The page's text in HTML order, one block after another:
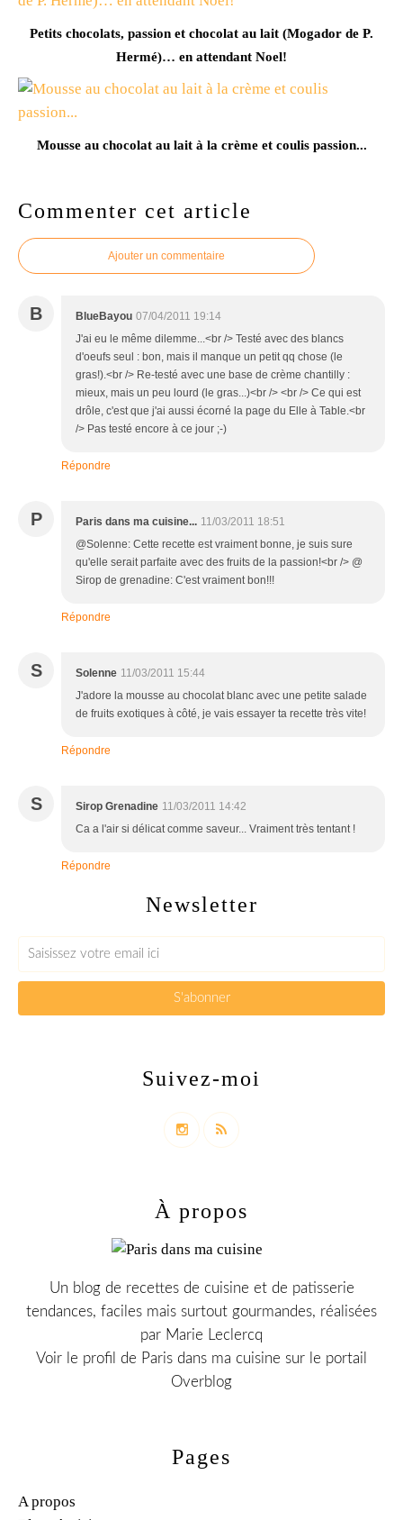
Petits chocolats, passion et chocolat au lait (Mogador de P.
Hermé)… en attendant Noel!
Mousse au chocolat au lait à la crème et coulis passion...
Commenter cet article
Ajouter un commentaire
B BlueBayou 07/04/2011 19:14
J'ai eu le même dilemme...<br /> Testé avec des blancs
d'oeufs seul : bon, mais il manque un petit qq chose (le
gras!).<br /> Re-testé avec une base de crème chantilly :
mieux, mais un peu lourd (le gras...)<br /> <br /> Ce qui est
drôle, c'est que j'ai aussi écorné la page du Elle à Table.<br
/> Pas testé encore à ce jour ;-)
Répondre
P Paris dans ma cuisine... 11/03/2011 18:51
@Solenne: Cette recette est vraiment bonne, je suis sure
qu'elle serait parfaite avec des fruits de la passion!<br /> @
Sirop de grenadine: C'est vraiment bon!!!
Répondre
S Solenne 11/03/2011 15:44
J'adore la mousse au chocolat blanc avec une petite salade
de fruits exotiques à côté, je vais essayer ta recette très vite!
Répondre
S Sirop Grenadine 11/03/2011 14:42
Ca a l'air si délicat comme saveur... Vraiment très tentant !
Répondre
Newsletter
Pages
A propos
Suivez-moi
À propos
Un blog de recettes de cuisine et de patisserie
tendances, faciles mais surtout gourmandes, réalisées
par Marie Leclercq
Voir le profil de Paris dans ma cuisine sur le portail
Overblog